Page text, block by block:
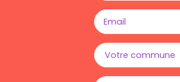
Email
Votre commune